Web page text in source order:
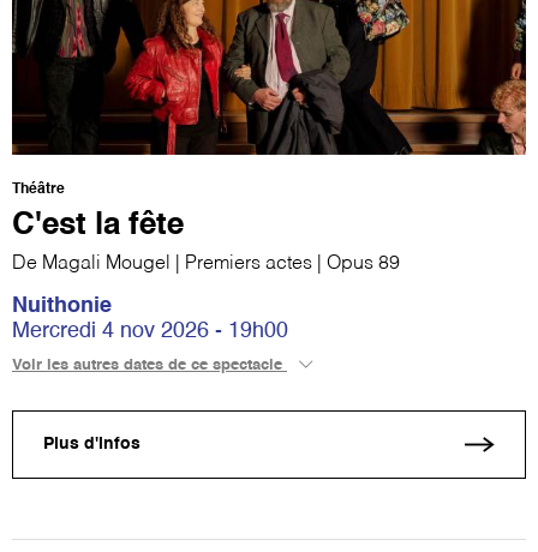
Théâtre
C'est la fête
De Magali Mougel | Premiers actes | Opus 89
Nuithonie
Mercredi 4 nov 2026 - 19h00
Voir les autres dates de ce spectacle
Plus d'infos